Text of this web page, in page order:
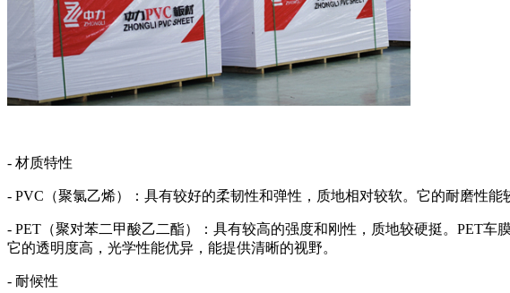
- 材质特性
- PVC（聚氯乙烯）：具有较好的柔韧性和弹性，质地相对较软。它的耐磨性
- PET（聚对苯二甲酸乙二酯）：具有较高的强度和刚性，质地较硬挺。PET
它的透明度高，光学性能优异，能提供清晰的视野。
- 耐候性